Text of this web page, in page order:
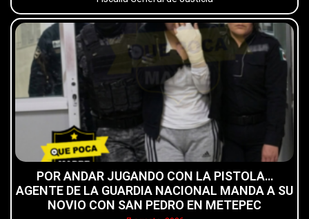
POR ANDAR JUGANDO CON LA PISTOLA…
AGENTE DE LA GUARDIA NACIONAL MANDA A SU
NOVIO CON SAN PEDRO EN METEPEC